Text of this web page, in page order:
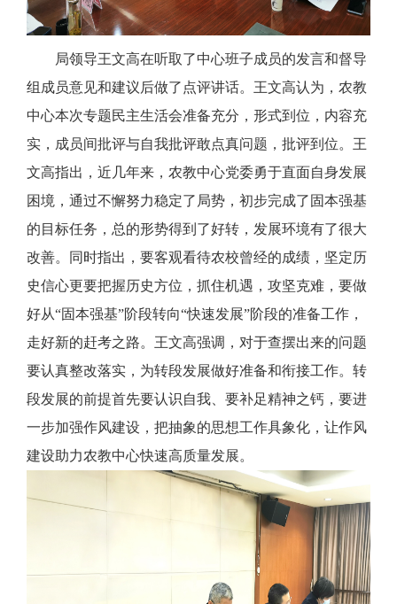
局领导王文高在听取了中心班子成员的发言和督导
组成员意见和建议后做了点评讲话。王文高认为，农教
中心本次专题民主生活会准备充分，形式到位，内容充
实，成员间批评与自我批评敢点真问题，批评到位。王
文高指出，近几年来，农教中心党委勇于直面自身发展
困境，通过不懈努力稳定了局势，初步完成了固本强基
的目标任务，总的形势得到了好转，发展环境有了很大
改善。同时指出，要客观看待农校曾经的成绩，坚定历
史信心更要把握历史方位，抓住机遇，攻坚克难，要做
好从“固本强基”阶段转向“快速发展”阶段的准备工作，
走好新的赶考之路。王文高强调，对于查摆出来的问题
要认真整改落实，为转段发展做好准备和衔接工作。转
段发展的前提首先要认识自我、要补足精神之钙，要进
一步加强作风建设，把抽象的思想工作具象化，让作风
建设助力农教中心快速高质量发展。